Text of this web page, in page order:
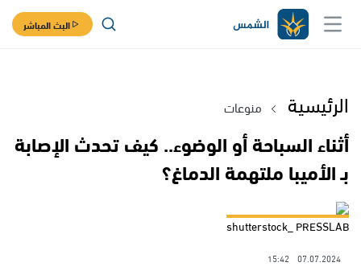
البث المباشر
الرئيسية منوعات
أثناء السباحة أو الوضوء.. كيف تحدث الإصابة
بـ الأميبا ملتهمة الدماغ؟
shutterstock_ PRESSLAB
07.07.2024
15:42